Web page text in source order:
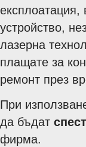
експлоатация,
устройство,
лазерна
плащате за
ремонт през
При
да бъдат
фирма.